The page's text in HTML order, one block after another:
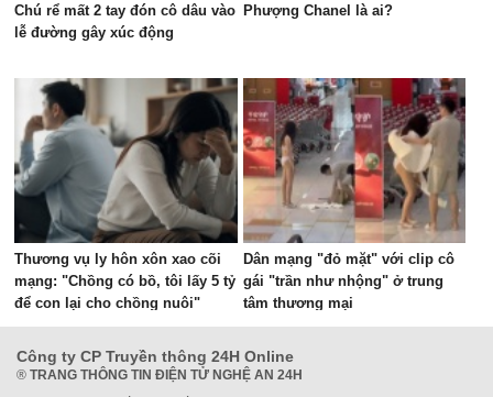
Chú rể mất 2 tay đón cô dâu vào
lễ đường gây xúc động
Phượng Chanel là ai?
Thương vụ ly hôn xôn xao cõi
mạng: "Chồng có bồ, tôi lấy 5 tỷ
để con lại cho chồng nuôi"
Dân mạng "đỏ mặt" với clip cô
gái "trần như nhộng" ở trung
tâm thương mại
Công ty CP Truyền thông 24H Online
® TRANG THÔNG TIN ĐIỆN TỬ NGHỆ AN 24H